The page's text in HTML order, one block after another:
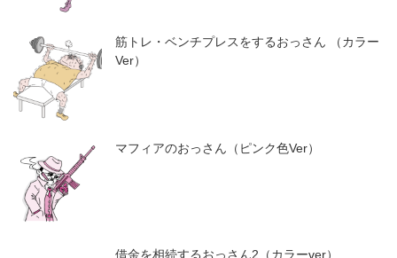
筋トレ・ベンチプレスをするおっさん （カラー
Ver）
マフィアのおっさん（ピンク色Ver）
借金を相続するおっさん2（カラーver）